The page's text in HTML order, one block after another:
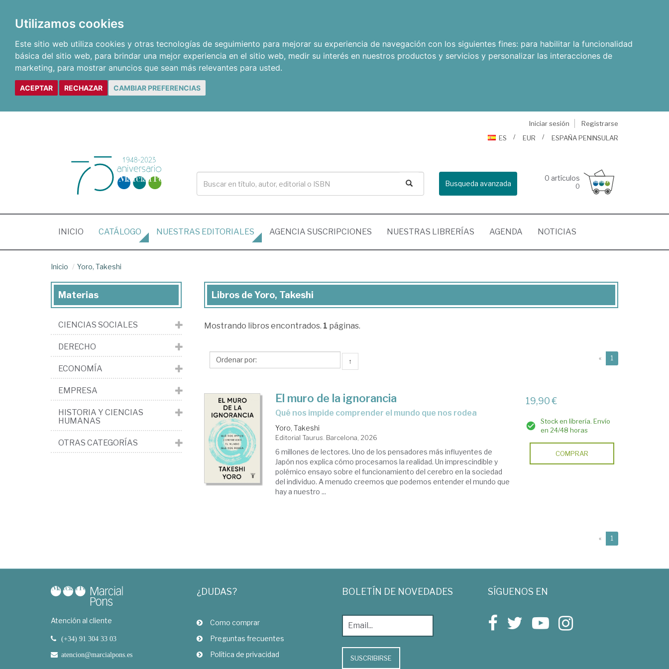
Utilizamos cookies
Este sitio web utiliza cookies y otras tecnologías de seguimiento para mejorar su experiencia de navegación con los siguientes fines: para habilitar la funcionalidad
básica del sitio web, para brindar una mejor experiencia en el sitio web, medir su interés en nuestros productos y servicios y personalizar las interacciones de
marketing, para mostrar anuncios que sean más relevantes para usted.
ACEPTAR RECHAZAR CAMBIAR PREFERENCIAS
Iniciar sesión
Registrarse
ES
EUR ESPAÑA PENINSULAR
Busqueda avanzada
0 artículos
0
INICIO (CURRENT)
CATÁLOGO NUESTRAS EDITORIALES AGENCIA SUSCRIPCIONES NUESTRAS LIBRERÍAS AGENDA NOTICIAS
Inicio Yoro, Takeshi
Libros
Yoro,
Libros de Yoro, Takeshi
Mostrando libros encontrados. 1 páginas.
↑ « 1
El muro de la ignorancia
Qué nos impide comprender el mundo que nos rodea
Yoro, Takeshi
Editorial Taurus. Barcelona, 2026
6 millones de lectores. Uno de los pensadores más influyentes de
Japón nos explica cómo procesamos la realidad. Un imprescindible y
polémico ensayo sobre el funcionamiento del cerebro en la sociedad
del individuo. A menudo creemos que podemos entender el mundo que
hay a nuestro ...
19,90 €
Stock en librería. Envío
en 24/48 horas
COMPRAR
« 1
Materias
CIENCIAS SOCIALES
DERECHO
ECONOMÍA
EMPRESA
HISTORIA Y CIENCIAS
HUMANAS
OTRAS CATEGORÍAS
Atención al cliente
(+34) 91 304 33 03
atencion@marcialpons.es
¿DUDAS?
Como comprar
Preguntas frecuentes
Política de privacidad
BOLETÍN DE NOVEDADES
SUSCRIBIRSE
SÍGUENOS EN